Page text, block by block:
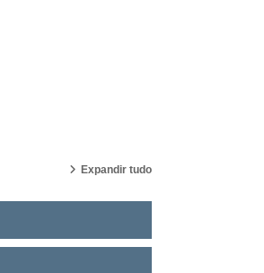
Expandir tudo